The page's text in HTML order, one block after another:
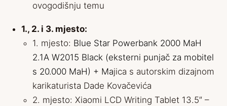
ovogodišnju temu
1., 2. i 3. mjesto:
1. mjesto: Blue Star Powerbank 2000 MaH
2.1A W2015 Black (eksterni punjač za mobitel
s 20.000 MaH) + Majica s autorskim dizajnom
karikaturista Dade Kovačevića
2. mjesto: Xiaomi LCD Writing Tablet 13.5″ –